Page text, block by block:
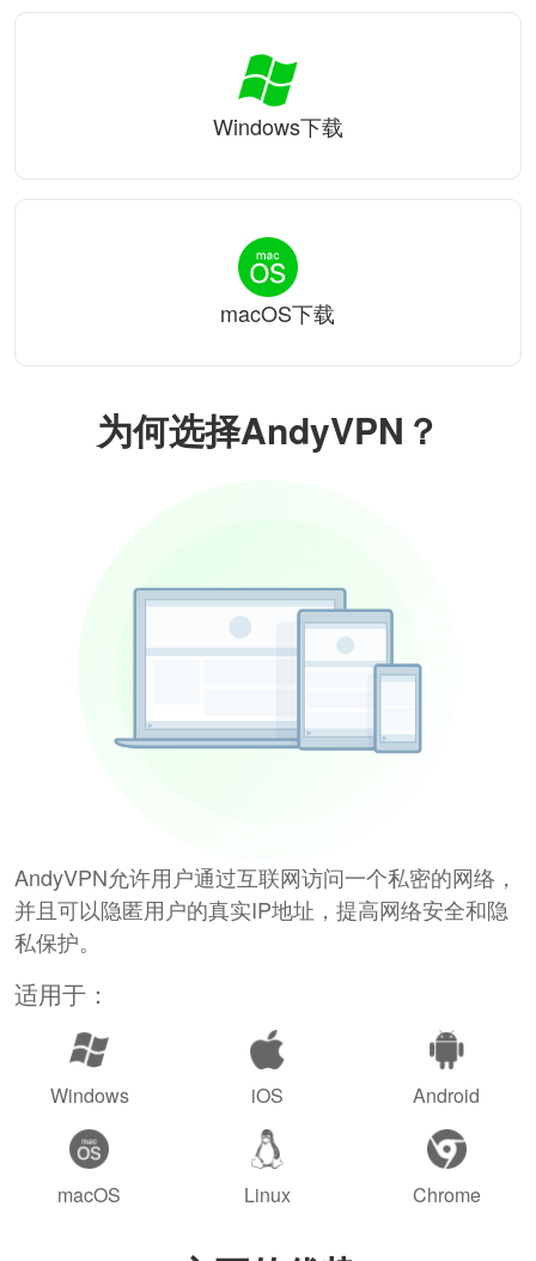
为何选择AndyVPN？
AndyVPN允许用户通过互联网访问一个私密的网络，
并且可以隐匿用户的真实IP地址，提高网络安全和隐
私保护。
适用于：
Windows iOS Android
macOS Linux Chrome
Windows下载
macOS下载